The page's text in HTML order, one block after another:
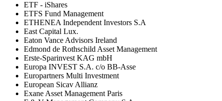
ETF - iShares
ETFS Fund Management
ETHENEA Independent Investors S.A
East Capital Lux.
Eaton Vance Advisors Ireland
Edmond de Rothschild Asset Management
Erste-Sparinvest KAG mbH
Europa INVEST S.A. c/o BB-Asse
Europartners Multi Investment
European Sicav Allianz
Exane Asset Management Paris